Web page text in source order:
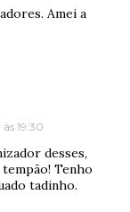
Amei a
19:30
desses,
Tenho
tadinho.